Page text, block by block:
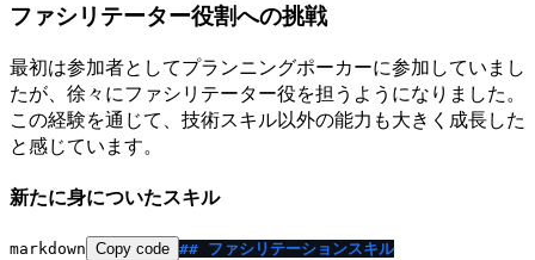
ファシリテーター役割への挑戦
最初は参加者としてプランニングポーカーに参加していまし
たが、徐々にファシリテーター役を担うようになりました。
この経験を通じて、技術スキル以外の能力も大きく成長した
と感じています。
新たに身についたスキル
markdown Copy code ## ファシリテーションスキル